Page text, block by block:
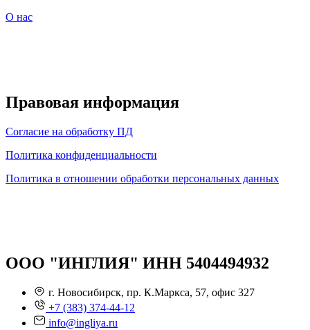
О нас
Правовая информация
Согласие на обработку ПД
Политика конфиденциальности
Политика в отношении обработки персональных данных
ООО "ИНГЛИЯ" ИНН 5404494932
г. Новосибирск, пр. К.Маркса, 57, офис 327
+7 (383) 374-44-12
info@ingliya.ru